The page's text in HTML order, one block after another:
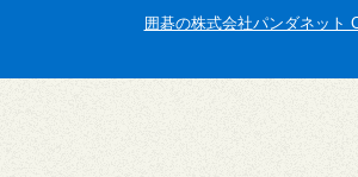
囲碁の株式会社パンダネット